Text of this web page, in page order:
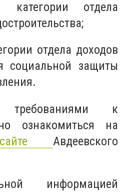
отдела
отдела доходов
социальной защиты
к
ознакомиться на
Авдеевского
информацией